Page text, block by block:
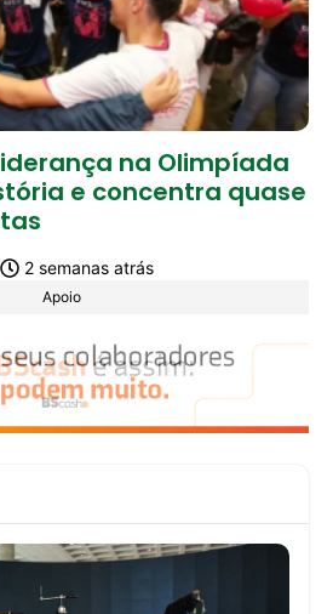
na Olimpíada
e concentra quase
2 semanas atrás
Apoio